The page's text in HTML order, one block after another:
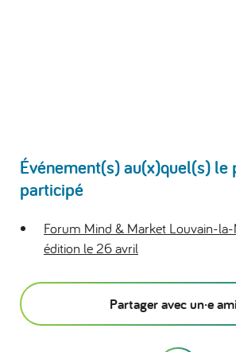
Événement(s) au(x)quel(s) le
participé
Forum Mind & Market Louvain-la-
édition le 26 avril
Partager avec un·e